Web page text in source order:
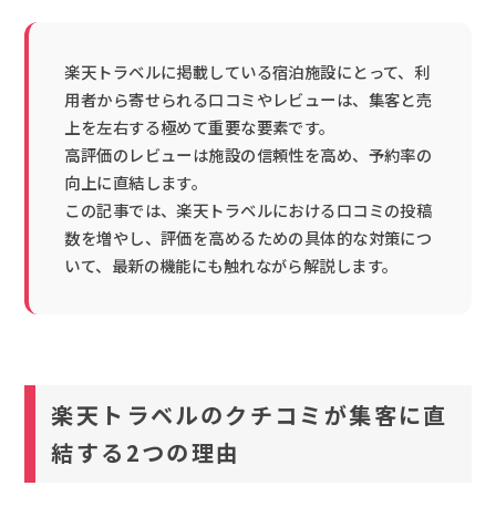
楽天トラベルに掲載している宿泊施設にとって、利
用者から寄せられる口コミやレビューは、集客と売
上を左右する極めて重要な要素です。
高評価のレビューは施設の信頼性を高め、予約率の
向上に直結します。
この記事では、楽天トラベルにおける口コミの投稿
数を増やし、評価を高めるための具体的な対策につ
いて、最新の機能にも触れながら解説します。
楽天トラベルのクチコミが集客に直
結する2つの理由